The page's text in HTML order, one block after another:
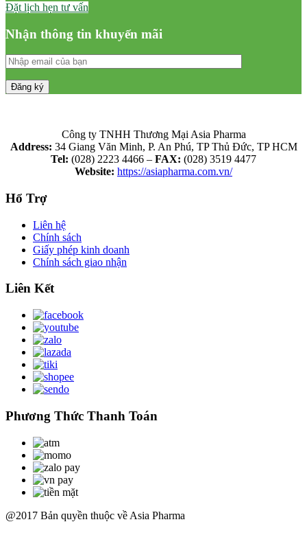
Đặt lịch hẹn tư vấn
Nhận thông tin khuyến mãi
Công ty TNHH Thương Mại Asia Pharma
Address: 34 Giang Văn Minh, P. An Phú, TP Thủ Đức, TP HCM
Tel: (028) 2223 4466 – FAX: (028) 3519 4477
Website: https://asiapharma.com.vn/
Hổ Trợ
Liên hệ
Chính sách
Giấy phép kinh doanh
Chính sách giao nhận
Liên Kết
Phương Thức Thanh Toán
@2017 Bản quyền thuộc về Asia Pharma